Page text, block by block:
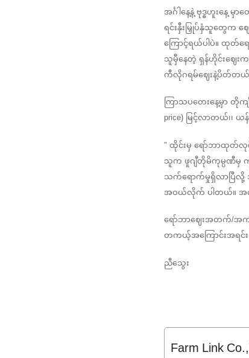
အင်္ဂါနေ့နဲ့ ဗုဒ္ဓဟူးနေ့
ရင်းနှီးမြှုပ်နှံသူတွေက
ကြောင့်ရယ်ပါပဲ။ ထုတ်ရေ
သူမှီနေတဲ့ ရှန်ဟိုင်းဈေးက
ကီလိုဂရမ်ဈေးနဲ့ပိတ်တယ်
ကြာသပတေးနေ့မှာ တိုက
price) မြင့်လာတယ်၊၊
" ထိုင်းမှ ရော်ဘာထုတ်
သူက ဖူဂျီတိုမိကုမ္ပဏီမှ
သက်ရောက်မှုရှိလာပြီလို့
အဝယ်လိုက် ပါတယ်။ အဝ
ရော်ဘာဈေးအတက်/အက
တကယ့်အကြောင်းအရင်း
ညီသွေး
Farm Link